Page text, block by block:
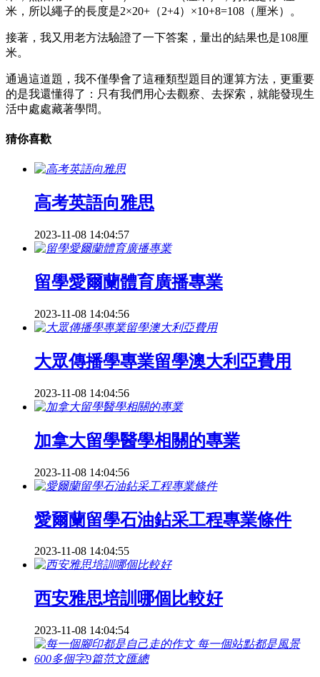
米，所以繩子的長度是2×20+（2+4）×10+8=108（厘米）。
接著，我又用老方法驗證了一下答案，量出的結果也是108厘
米。
通過這道題，我不僅學會了這種類型題目的運算方法，更重要
的是我還懂得了：只有我們用心去觀察、去探索，就能發現生
活中處處藏著學問。
猜你喜歡
高考英語向雅思
2023-11-08 14:04:57
留學愛爾蘭體育廣播專業
2023-11-08 14:04:56
大眾傳播學專業留學澳大利亞費用
2023-11-08 14:04:56
加拿大留學醫學相關的專業
2023-11-08 14:04:56
愛爾蘭留學石油鉆采工程專業條件
2023-11-08 14:04:55
西安雅思培訓哪個比較好
2023-11-08 14:04:54